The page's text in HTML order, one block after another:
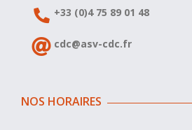
+33 (0)4 75 89 01 48
cdc@asv-cdc.fr
NOS HORAIRES